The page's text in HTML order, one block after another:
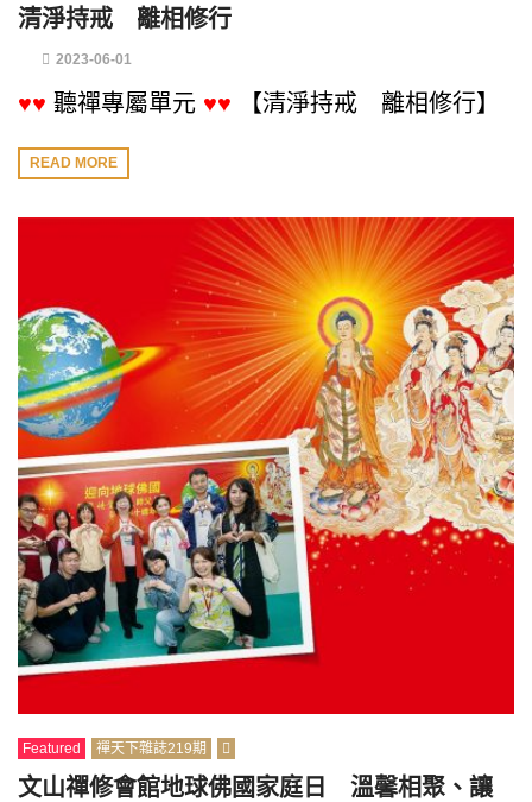
清淨持戒 離相修行
2023-06-01
♥♥ 聽禪專屬單元 ♥♥ 【清淨持戒 離相修行】
READ MORE
Featured 禪天下雜誌219期
文山禪修會館地球佛國家庭日 溫馨相聚、讓